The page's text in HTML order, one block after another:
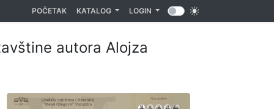
POČETAK(CURRENT)
KATALOG LOGIN
autora Alojza